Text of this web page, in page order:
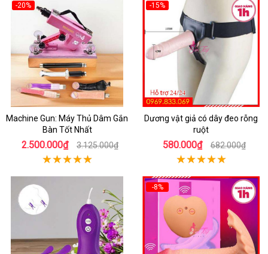
-20%
Machine Gun: Máy Thủ Dâm Gắn
Bàn Tốt Nhất
2.500.000₫ 3.125.000₫
-15%
Dương vật giả có dây đeo rỗng
ruột
580.000₫ 682.000₫
-8%